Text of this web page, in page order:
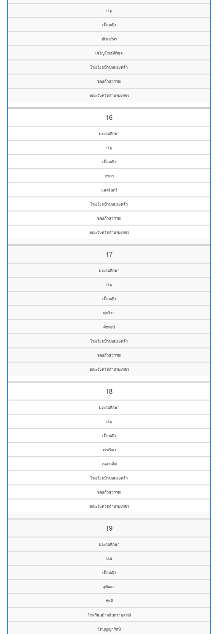
ป.๖
เด็กหญิง
ณิชาภัทร
เจริญโรจน์ศิริกุล
โรงเรียนบ้านหนองคล้า
วัดแก้วสุวรรณ
คณะจังหวัดกำแพงเพชร
16
ประถมศึกษา
ป.๖
เด็กหญิง
กชกร
แสงจันทร์
โรงเรียนบ้านหนองคล้า
วัดแก้วสุวรรณ
คณะจังหวัดกำแพงเพชร
17
ประถมศึกษา
ป.๖
เด็กหญิง
ศุภจิรา
คัชพงษ์
โรงเรียนบ้านหนองคล้า
วัดแก้วสุวรรณ
คณะจังหวัดกำแพงเพชร
18
ประถมศึกษา
ป.๖
เด็กหญิง
วรรณิดา
เหล่าเลิศ
โรงเรียนบ้านหนองคล้า
วัดแก้วสุวรรณ
คณะจังหวัดกำแพงเพชร
19
ประถมศึกษา
ป.๕
เด็กหญิง
สุพัฒตา
ชัยมี
โรงเรียนบ้านอินทรานุสรณ์
วัดบุญญารักษ์